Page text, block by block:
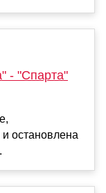
- "Спарта"
остановлена